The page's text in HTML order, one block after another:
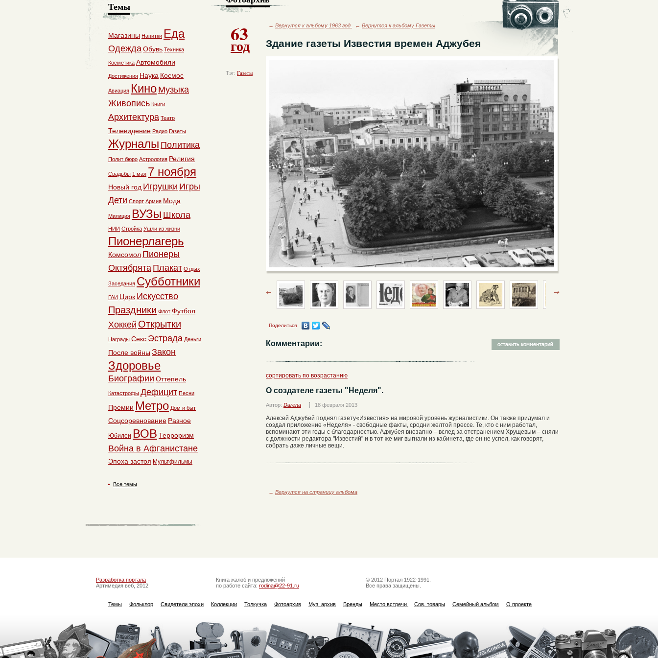
63
год
Тэг: Газеты
← Вернутся к альбому 1963 год ← Вернутся к альбому Газеты
Здание газеты Известия времен Аджубея
Поделиться
Комментарии:
сортировать по возрастанию
О создателе газеты "Неделя".
Автор: Darena 18 февраля 2013
Алексей Аджубей поднял газету«Известия» на мировой уровень журналистики. Он также придумал и
создал приложение «Неделя» - свободные факты, сродни желтой прессе. Те, кто с ним работал,
вспоминают эти годы с благодарностью. Аджубея внезапно – вслед за отстранением Хрущевым – сняли
с должности редактора "Известий" и в тот же миг выгнали из кабинета, где он не успел, как говорят,
собрать даже личные вещи.
← Вернутся на страницу альбома
Темы
Магазины Напитки Еда
ОдеждаОбувь Техника
Косметика Автомобили
Достижения Наука Космос
Авиация Кино Музыка
Живопись Книги
Архитектура Театр
Телевидение Радио Газеты
Журналы Политика
Полит бюро Астрология Религия
Свадьбы 1 мая 7 ноября
Новый год Игрушки Игры
Дети Спорт Армия Мода
Милиция ВУЗы Школа
НИИ Стройка Ушли из жизни
Пионерлагерь
Комсомол Пионеры
Октябрята Плакат Отдых
Заседания Субботники
ГАИ Цирк Искусство
Праздники Флот Футбол
Хоккей Открытки
Награды Секс Эстрада Деньги
После войны Закон
Здоровье
Биографии Оттепель
Катастрофы Дефицит Песни
Премии Метро Дом и быт
Соцсоревнование Разное
Юбилеи ВОВ Терроризм
Война в Афганистане
Эпоха застоя Мультфильмы
Все темы
Разработка портала
Артимедия веб, 2012
Книга жалоб и предложений
по работе сайта: rodina@22-91.ru
© 2012 Портал 1922-1991.
Все права защищены.
Темы Фольклор Свидетели эпохи Коллекции Толкучка Фотоархив Муз. архив Бренды Место встречи Сов. товары Семейный альбом О проекте